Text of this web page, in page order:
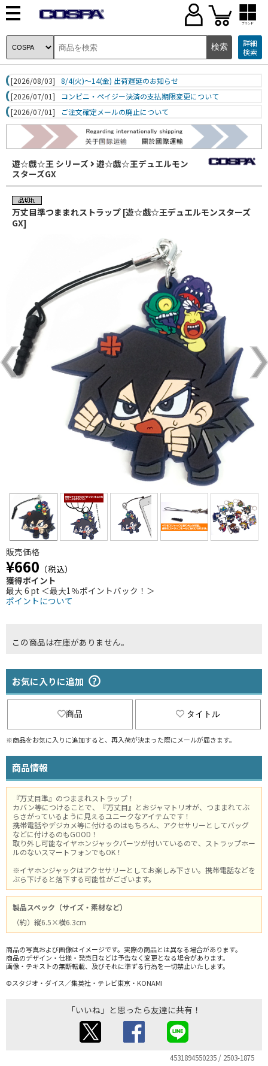
ブランド
詳細
検索
[2026/08/03]
8/4(火)～14(金) 出荷遅延のお知らせ
[2026/07/01]
コンビニ・ペイジー決済の支払期限変更について
[2026/07/01]
ご注文確定メールの廃止について
遊☆戯☆王 シリーズ
遊☆戯☆王デュエルモン
スターズGX
万丈目準つままれストラップ [遊☆戯☆王デュエルモンスターズ
GX]
販売価格
¥660 （税込）
獲得ポイント
最大 6 pt ＜最大1％ポイントバック！＞
ポイントについて
この商品は在庫がありません。
お気に入りに追加
商品 タイトル
※商品をお気に入りに追加すると、再入荷が決まった際にメールが届きます。
商品情報
『万丈目準』のつままれストラップ！
カバン等につけることで、『万丈目』とおジャマトリオが、つままれてぶ
らさがっているように見えるユニークなアイテムです！
携帯電話やデジカメ等に付けるのはもちろん、アクセサリーとしてバッグ
などに付けるのもGOOD！
取り外し可能なイヤホンジャックパーツが付いているので、ストラップホー
ルのないスマートフォンでもOK！
※イヤホンジャックはアクセサリーとしてお楽しみ下さい。携帯電話などを
ぶら下げると落下する可能性がございます。
製品スペック（サイズ・素材など）
（約）縦6.5×横6.3cm
商品の写真および画像はイメージです。実際の商品とは異なる場合があります。
商品のデザイン・仕様・発売日などは予告なく変更となる場合があります。
画像・テキストの無断転載、及びそれに準ずる行為を一切禁止いたします。
©スタジオ・ダイス／集英社・テレビ東京・KONAMI
「いいね」と思ったら友達に共有！
4531894550235 / 2503-1875